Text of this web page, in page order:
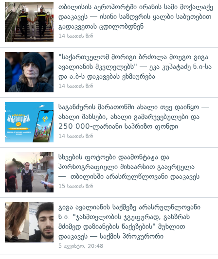
თბილისის აეროპორტში ირანის სამი მოქალაქე
დააკავეს — ისინი საზღვრის ყალბი საბუთებით
გადაკვეთას ცდილობდნენ
14 საათის წინ
"საქართველომ მორიგი ბრძოლა მოუგო გიგა
ავალიანის მკვლელებს" — ეკა კუპატაძე ნ.ი-სა
და ა.ბ-ს დაკავებას ეხმაურება
14 საათის წინ
საგანძურის მარათონში ახალი თვე დაიწყო —
ახალი შანსები, ახალი გამარჯვებულები და
250 000-ლარიანი საპრიზო ფონდი
14 საათის წინ
სხვების ფოტოები დაამონტაჟა და
პორნოგრაფიული შინაარსით გაავრცელა
— თბილისში არასრულწლოვანი დააკავეს
15 საათის წინ
გიგა ავალიანის საქმეზე არასრულწლოვანი
ნ.ი. "ჯანმთელობის ჯგუფურად, განზრახ
მძიმედ დაზიანების წაქეზების" მუხლით
დააკავეს — საქმის პროკურორი
5 აგვისტო, 20:48